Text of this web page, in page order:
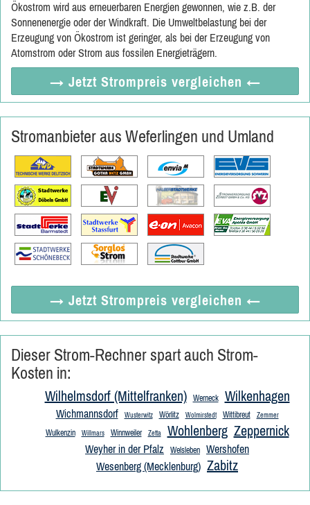
Ökostrom wird aus erneuerbaren Energien gewonnen, wie z.B. der
Sonnenenergie oder der Windkraft. Die Umweltbelastung bei der
Erzeugung von Ökostrom ist geringer, als bei der Erzeugung von
Atomstrom oder Strom aus fossilen Energieträgern.
→ Jetzt Strompreis vergleichen ←
Stromanbieter aus Weferlingen und Umland
→ Jetzt Strompreis vergleichen ←
Dieser Strom-Rechner spart auch Strom-
Kosten in:
Wilhelmsdorf (Mittelfranken) Werneck Wilkenhagen
Wichmannsdorf Wusterwitz Wörlitz Wolmirstedt Wittibreut Zemmer
Wulkenzin Willmars Winnweiler Zetta Wohlenberg Zeppernick
Weyher in der Pfalz Welsleben
Wershofen
Wesenberg (Mecklenburg) Zabitz